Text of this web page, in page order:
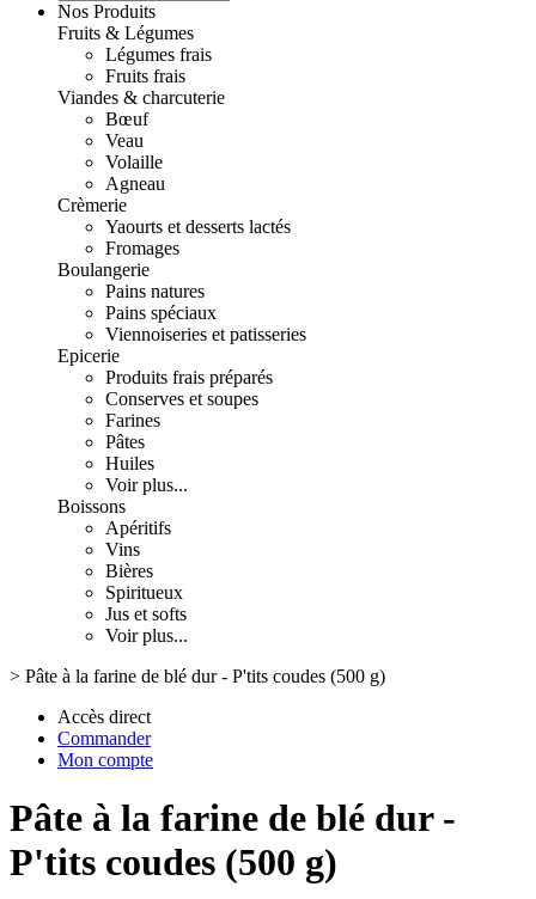
Nos Produits
Fruits & Légumes
Légumes frais
Fruits frais
Viandes & charcuterie
Bœuf
Veau
Volaille
Agneau
Crèmerie
Yaourts et desserts lactés
Fromages
Boulangerie
Pains natures
Pains spéciaux
Viennoiseries et patisseries
Epicerie
Produits frais préparés
Conserves et soupes
Farines
Pâtes
Huiles
Voir plus...
Boissons
Apéritifs
Vins
Bières
Spiritueux
Jus et softs
Voir plus...
> Pâte à la farine de blé dur - P'tits coudes (500 g)
Accès direct
Commander
Mon compte
Pâte à la farine de blé dur -
P'tits coudes (500 g)